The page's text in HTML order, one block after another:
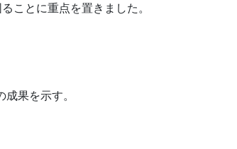
ことに重点を置きました。
果を示す。